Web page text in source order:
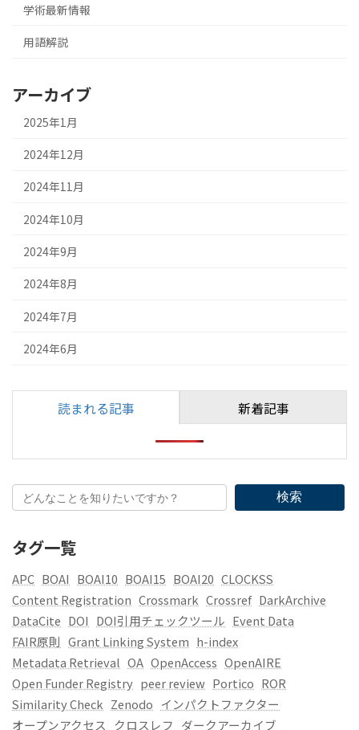
学術最新情報
用語解説
アーカイブ
2025年1月
2024年12月
2024年11月
2024年10月
2024年9月
2024年8月
2024年7月
2024年6月
読まれる記事 新着記事
検索
タグ一覧
APC BOAI BOAI10 BOAI15 BOAI20 CLOCKSS
Content Registration Crossmark Crossref DarkArchive
DataCite DOI DOI引用チェックツール Event Data
FAIR原則 Grant Linking System h-index
Metadata Retrieval OA OpenAccess OpenAIRE
Open Funder Registry peer review Portico ROR
Similarity Check Zenodo インパクトファクター
オープンアクセス クロスレフ ダークアーカイブ